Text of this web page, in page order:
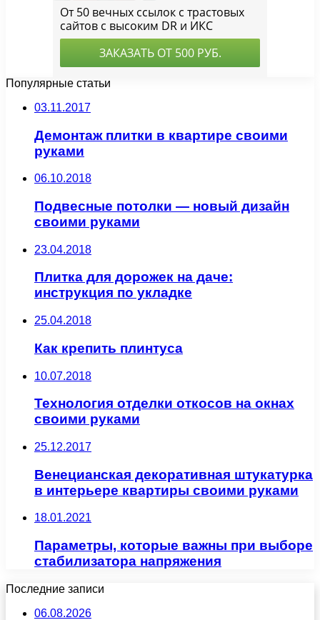
Популярные статьи
03.11.2017
Демонтаж плитки в квартире своими
руками
06.10.2018
Подвесные потолки — новый дизайн
своими руками
23.04.2018
Плитка для дорожек на даче:
инструкция по укладке
25.04.2018
Как крепить плинтуса
10.07.2018
Технология отделки откосов на окнах
своими руками
25.12.2017
Венецианская декоративная штукатурка
в интерьере квартиры своими руками
18.01.2021
Параметры, которые важны при выборе
стабилизатора напряжения
Последние записи
06.08.2026